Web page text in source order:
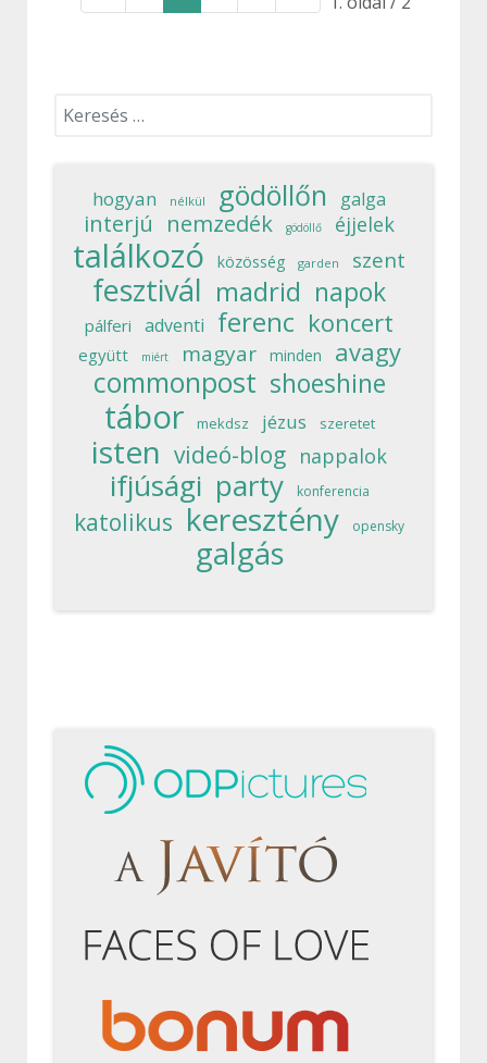
Keresés...
hogyan nélkül gödöllőn galga
interjú nemzedék gödöllő éjjelek
találkozó közösség garden szent
fesztivál madrid napok
pálferi adventi ferenc koncert
együtt miért magyar minden avagy
commonpost shoeshine
tábor mekdsz jézus szeretet
isten videó-blog nappalok
ifjúsági party konferencia
katolikus keresztény opensky
galgás